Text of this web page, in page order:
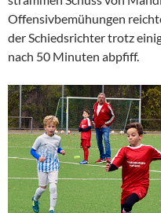
Offensivbemühungen
der Schiedsrichter trotz
nach 50 Minuten abpfiff.